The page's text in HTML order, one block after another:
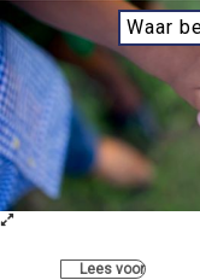
Lees voor